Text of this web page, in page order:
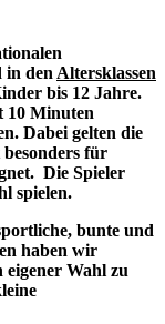
in den Altersklassen
bis 12 Jahre.
10 Minuten
Dabei gelten die
für
Die Spieler
spielen.
bunte und
haben wir
Wahl zu